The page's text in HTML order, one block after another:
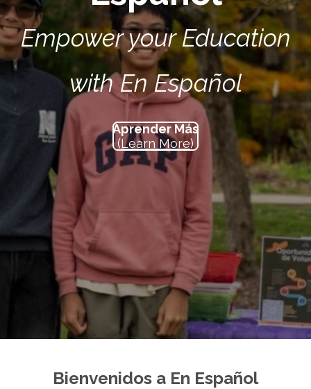
Empower your Education
with En Español
Aprender Más
(Learn More)
Bienvenidos a En Español